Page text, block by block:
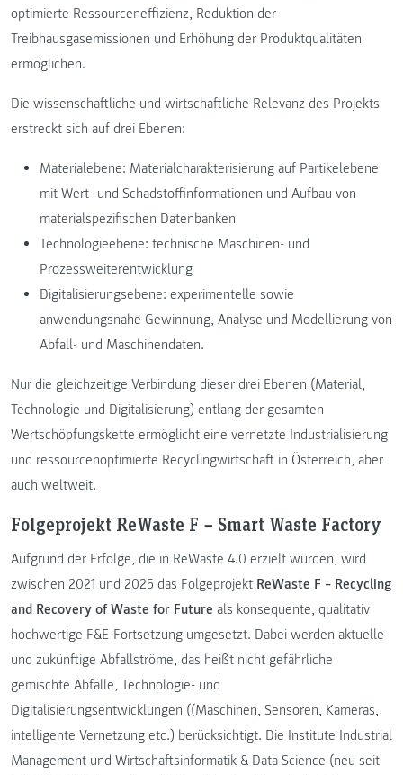
optimierte Ressourceneffizienz, Reduktion der
Treibhausgasemissionen und Erhöhung der Produktqualitäten
ermöglichen.
Die wissenschaftliche und wirtschaftliche Relevanz des Projekts
erstreckt sich auf drei Ebenen:
Materialebene: Materialcharakterisierung auf Partikelebene
mit Wert- und Schadstoffinformationen und Aufbau von
materialspezifischen Datenbanken
Technologieebene: technische Maschinen- und
Prozessweiterentwicklung
Digitalisierungsebene: experimentelle sowie
anwendungsnahe Gewinnung, Analyse und Modellierung von
Abfall- und Maschinendaten.
Nur die gleichzeitige Verbindung dieser drei Ebenen (Material,
Technologie und Digitalisierung) entlang der gesamten
Wertschöpfungskette ermöglicht eine vernetzte Industrialisierung
und ressourcenoptimierte Recyclingwirtschaft in Österreich, aber
auch weltweit.
Folgeprojekt ReWaste F − Smart Waste Factory
Aufgrund der Erfolge, die in ReWaste 4.0 erzielt wurden, wird
zwischen 2021 und 2025 das Folgeprojekt ReWaste F – Recycling
and Recovery of Waste for Future als konsequente, qualitativ
hochwertige F&E-Fortsetzung umgesetzt. Dabei werden aktuelle
und zukünftige Abfallströme, das heißt nicht gefährliche
gemischte Abfälle, Technologie- und
Digitalisierungsentwicklungen ((Maschinen, Sensoren, Kameras,
intelligente Vernetzung etc.) berücksichtigt. Die Institute Industrial
Management und Wirtschaftsinformatik & Data Science (neu seit